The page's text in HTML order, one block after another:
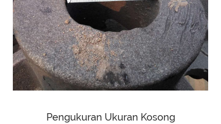
Pengukuran Ukuran Kosong